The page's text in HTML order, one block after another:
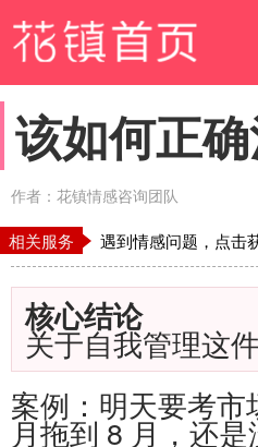
该如何正
作者：花镇情感咨询团队
相关服务 遇到情感问题，点击
核心结论
关于自我管理这
案例：明天要考
月拖到 8月，还